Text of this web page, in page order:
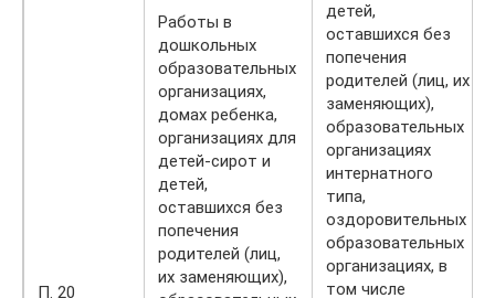
П. 20
Работы в
дошкольных
образовательных
организациях,
домах ребенка,
организациях для
детей-сирот и
детей,
оставшихся без
попечения
родителей (лиц,
их заменяющих),
детей,
оставшихся без
попечения
родителей (лиц, их
заменяющих),
образовательных
организациях
интернатного
типа,
оздоровительных
образовательных
организациях, в
том числе